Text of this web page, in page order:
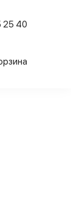
25 40